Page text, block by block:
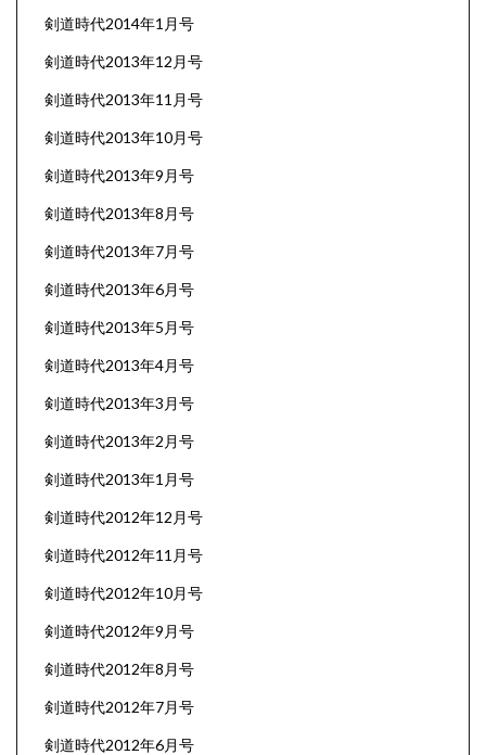
剣道時代2014年1月号
剣道時代2013年12月号
剣道時代2013年11月号
剣道時代2013年10月号
剣道時代2013年9月号
剣道時代2013年8月号
剣道時代2013年7月号
剣道時代2013年6月号
剣道時代2013年5月号
剣道時代2013年4月号
剣道時代2013年3月号
剣道時代2013年2月号
剣道時代2013年1月号
剣道時代2012年12月号
剣道時代2012年11月号
剣道時代2012年10月号
剣道時代2012年9月号
剣道時代2012年8月号
剣道時代2012年7月号
剣道時代2012年6月号